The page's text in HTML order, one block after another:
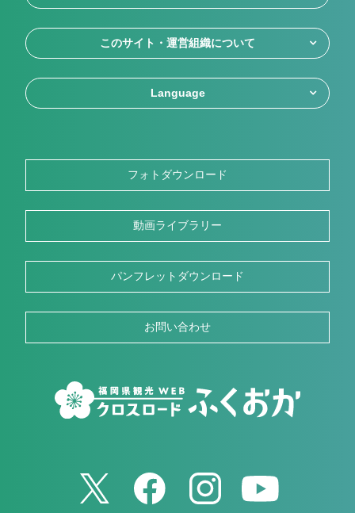
このサイト・運営組織について
Language
フォトダウンロード
動画ライブラリー
パンフレットダウンロード
お問い合わせ